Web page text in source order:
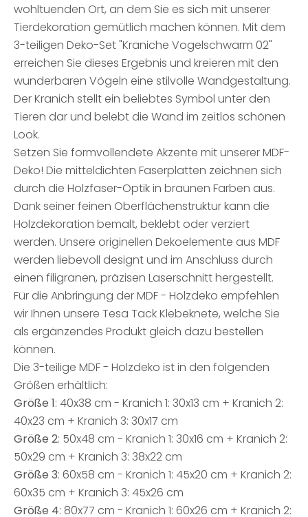
wohltuenden Ort, an dem Sie es sich mit unserer
Tierdekoration gemütlich machen können. Mit dem
3-teiligen Deko-Set "Kraniche Vogelschwarm 02"
erreichen Sie dieses Ergebnis und kreieren mit den
wunderbaren Vögeln eine stilvolle Wandgestaltung.
Der Kranich stellt ein beliebtes Symbol unter den
Tieren dar und belebt die Wand im zeitlos schönen
Look.
Setzen Sie formvollendete Akzente mit unserer MDF-
Deko! Die mitteldichten Faserplatten zeichnen sich
durch die Holzfaser-Optik in braunen Farben aus.
Dank seiner feinen Oberflächenstruktur kann die
Holzdekoration bemalt, beklebt oder verziert
werden. Unsere originellen Dekoelemente aus MDF
werden liebevoll designt und im Anschluss durch
einen filigranen, präzisen Laserschnitt hergestellt.
Für die Anbringung der MDF - Holzdeko empfehlen
wir Ihnen unsere Tesa Tack Klebeknete, welche Sie
als ergänzendes Produkt gleich dazu bestellen
können.
Die 3-teilige MDF - Holzdeko ist in den folgenden
Größen erhältlich:
Größe 1: 40x38 cm - Kranich 1: 30x13 cm + Kranich 2:
40x23 cm + Kranich 3: 30x17 cm
Größe 2: 50x48 cm - Kranich 1: 30x16 cm + Kranich 2:
50x29 cm + Kranich 3: 38x22 cm
Größe 3: 60x58 cm - Kranich 1: 45x20 cm + Kranich 2:
60x35 cm + Kranich 3: 45x26 cm
Größe 4: 80x77 cm - Kranich 1: 60x26 cm + Kranich 2: